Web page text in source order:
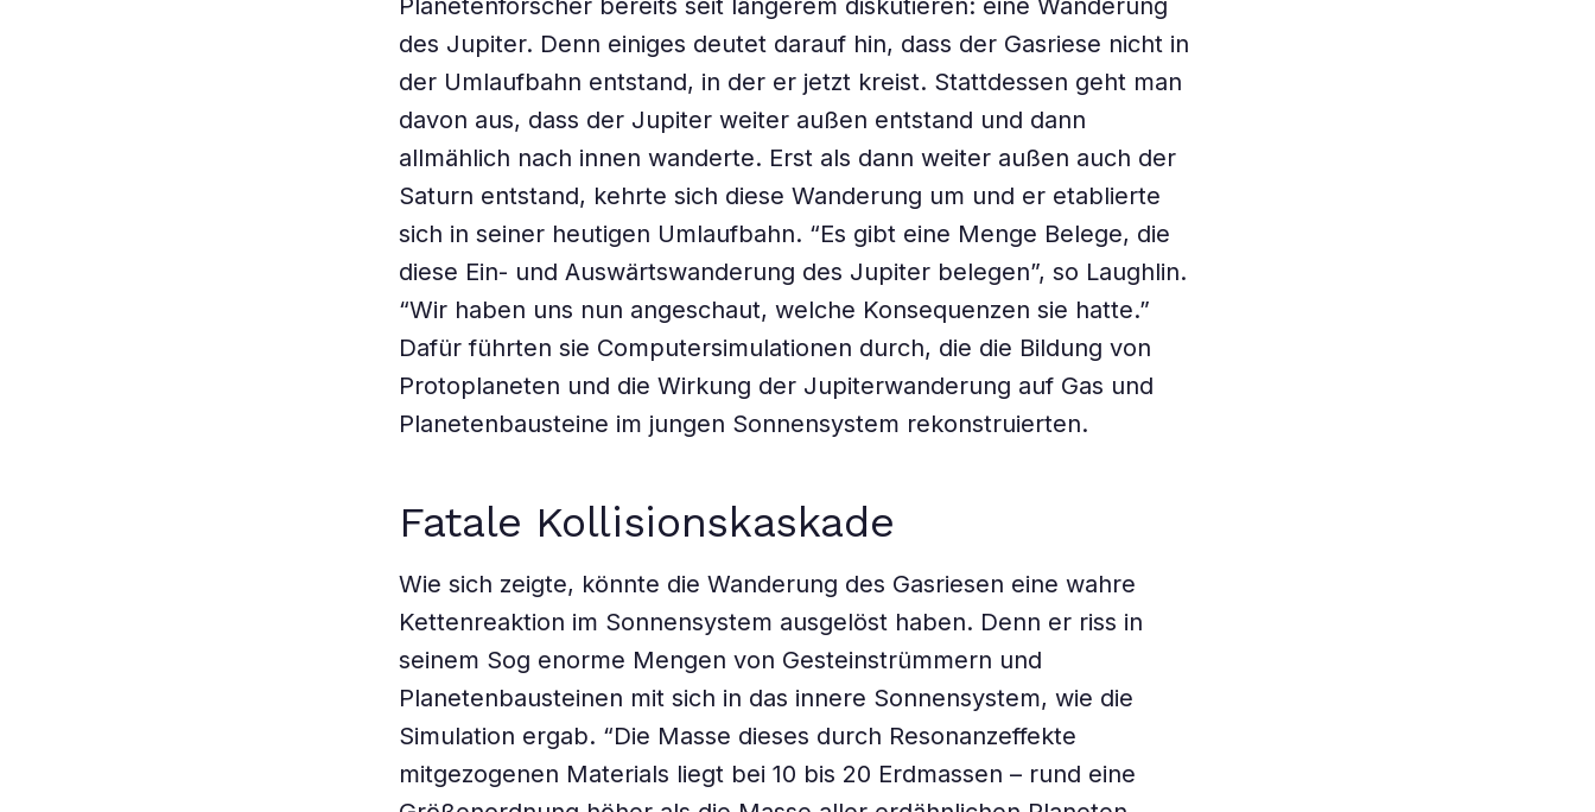
Planetenforscher bereits seit längerem diskutieren: eine Wanderung
des Jupiter. Denn einiges deutet darauf hin, dass der Gasriese nicht in
der Umlaufbahn entstand, in der er jetzt kreist. Stattdessen geht man
davon aus, dass der Jupiter weiter außen entstand und dann
allmählich nach innen wanderte. Erst als dann weiter außen auch der
Saturn entstand, kehrte sich diese Wanderung um und er etablierte
sich in seiner heutigen Umlaufbahn. “Es gibt eine Menge Belege, die
diese Ein- und Auswärtswanderung des Jupiter belegen”, so Laughlin.
“Wir haben uns nun angeschaut, welche Konsequenzen sie hatte.”
Dafür führten sie Computersimulationen durch, die die Bildung von
Protoplaneten und die Wirkung der Jupiterwanderung auf Gas und
Planetenbausteine im jungen Sonnensystem rekonstruierten.
Fatale Kollisionskaskade
Wie sich zeigte, könnte die Wanderung des Gasriesen eine wahre
Kettenreaktion im Sonnensystem ausgelöst haben. Denn er riss in
seinem Sog enorme Mengen von Gesteinstrümmern und
Planetenbausteinen mit sich in das innere Sonnensystem, wie die
Simulation ergab. “Die Masse dieses durch Resonanzeffekte
mitgezogenen Materials liegt bei 10 bis 20 Erdmassen – rund eine